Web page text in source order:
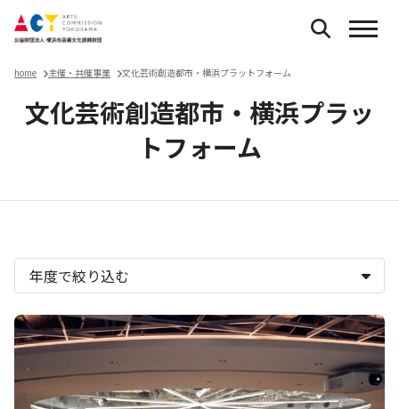
home 主催・共催事業 文化芸術創造都市・横浜プラットフォーム
文化芸術創造都市・横浜プラッ
トフォーム
主催・共催事業